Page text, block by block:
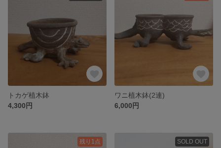
トカゲ植木鉢
4,300円
ワニ植木鉢(2連)
6,000円
残り1点 SOLD OUT